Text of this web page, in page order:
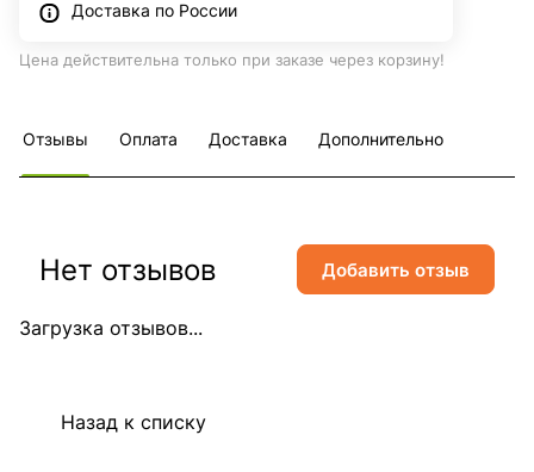
Доставка по России
Цена действительна только при заказе через корзину!
Отзывы Оплата Доставка Дополнительно
Загрузка отзывов...
Нет отзывов Добавить отзыв
Назад к списку